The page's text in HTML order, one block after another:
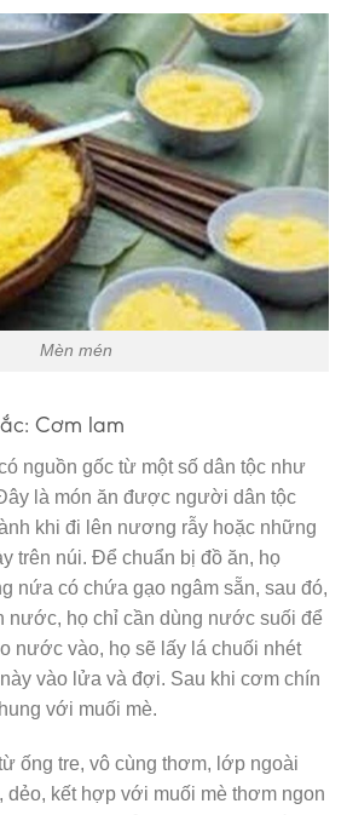
Mèn mén
Cơm lam
nguồn gốc từ một số dân tộc như
là món ăn được người dân tộc
khi đi lên nương rẫy hoặc những
trên núi. Để chuẩn bị đồ ăn, họ
nứa có chứa gạo ngâm sẵn, sau đó,
nước, họ chỉ cần dùng nước suối để
nước vào, họ sẽ lấy lá chuối nhét
vào lửa và đợi. Sau khi cơm chín
với muối mè.
ống tre, vô cùng thơm, lớp ngoài
dẻo, kết hợp với muối mè thơm ngon